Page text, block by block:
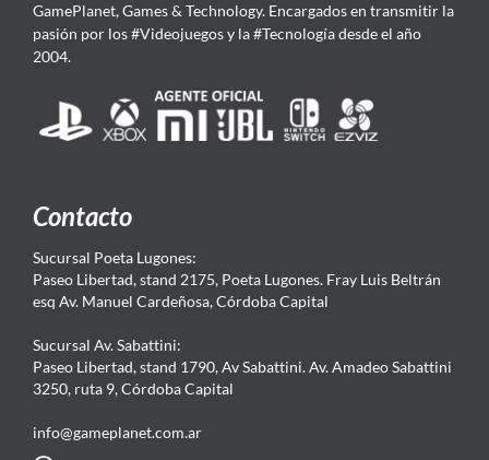
GamePlanet, Games & Technology. Encargados en transmitir la
pasión por los #Videojuegos y la #Tecnología desde el año
2004.
Contacto
Sucursal Poeta Lugones:
Paseo Libertad, stand 2175, Poeta Lugones. Fray Luis Beltrán
esq Av. Manuel Cardeñosa, Córdoba Capital
Sucursal Av. Sabattini:
Paseo Libertad, stand 1790, Av Sabattini. Av. Amadeo Sabattini
3250, ruta 9, Córdoba Capital
info@gameplanet.com.ar